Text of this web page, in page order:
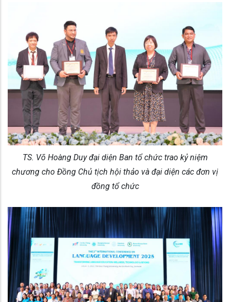
TS. Võ Hoàng Duy đại diện Ban tổ chức trao kỷ niệm
chương cho Đồng Chủ tịch hội thảo và đại diện các đơn vị
đồng tổ chức